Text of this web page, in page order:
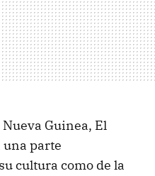
Guinea, El
una parte
cultura como de la